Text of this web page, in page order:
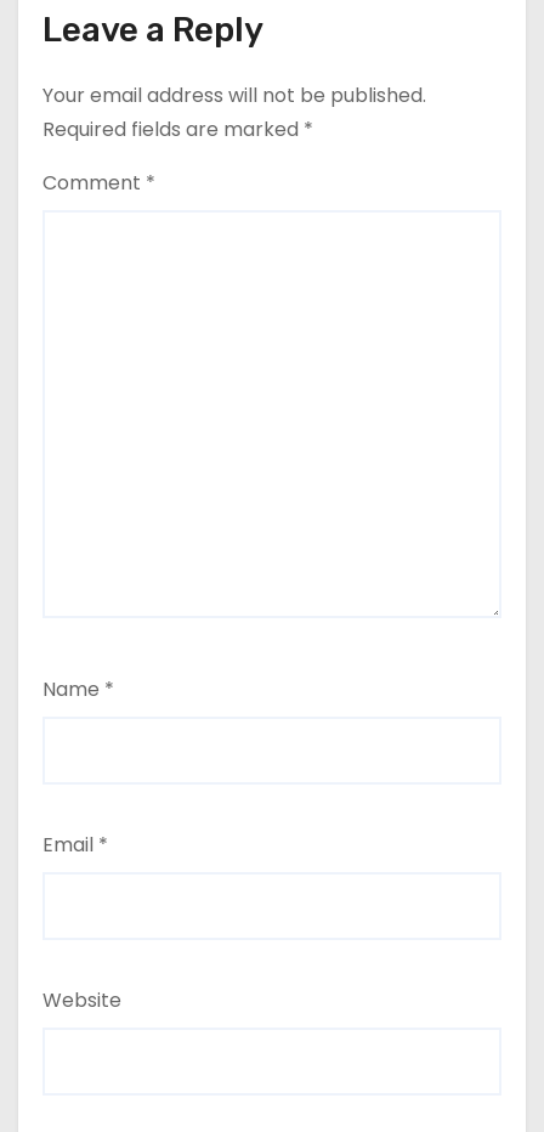
Leave a Reply
Your email address will not be published.
Required fields are marked *
Comment *
Name *
Email *
Website